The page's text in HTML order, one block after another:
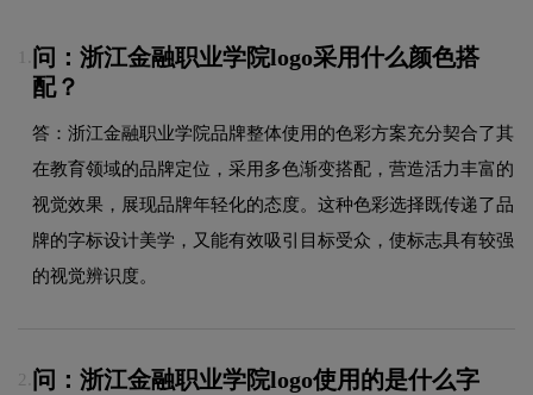
问：浙江金融职业学院logo采用什么颜色搭
配？
答：浙江金融职业学院品牌整体使用的色彩方案充分契合了其
在教育领域的品牌定位，采用多色渐变搭配，营造活力丰富的
视觉效果，展现品牌年轻化的态度。这种色彩选择既传递了品
牌的字标设计美学，又能有效吸引目标受众，使标志具有较强
的视觉辨识度。
2. 问：浙江金融职业学院logo使用的是什么字